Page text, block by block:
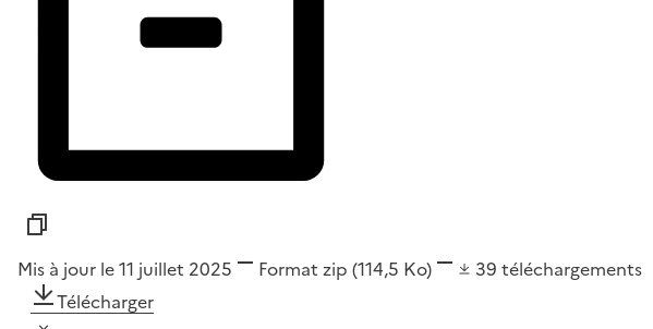
Mis à jour le 11 juillet 2025 Format zip (114,5 Ko) 39 téléchargements
Télécharger